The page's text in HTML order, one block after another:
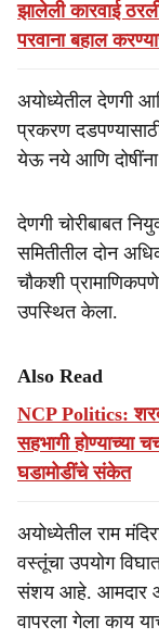
झालेली कारवाई
परवाना बहाल
अयोध्येतील देणगी
प्रकरण
येऊ नये आणि
देणगी चोरीबाबत
समितीतील दोन
चौकशी
उपस्थित केला.
Also Read
NCP Politics: शरद
सहभागी होण्याच्या
घडामोडींचे संकेत
अयोध्येतील राम
वस्तूंचा उपयोग
संशय आहे. आमदार
वापरला गेला काय